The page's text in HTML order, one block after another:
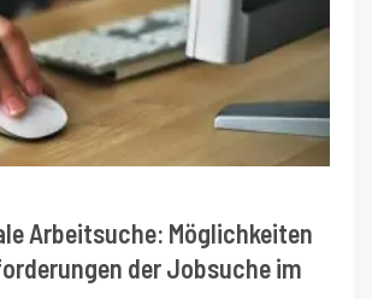
Arbeitsuche: Möglichkeiten
der Jobsuche im